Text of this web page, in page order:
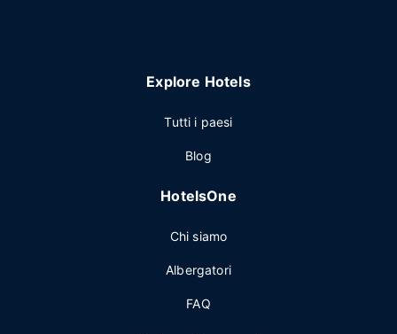
Explore Hotels
Tutti i paesi
Blog
HotelsOne
Chi siamo
Albergatori
FAQ